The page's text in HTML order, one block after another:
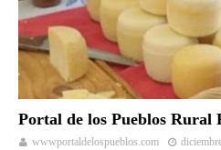
Portal de los Pueblos Rural
wwwportaldelospueblos.com